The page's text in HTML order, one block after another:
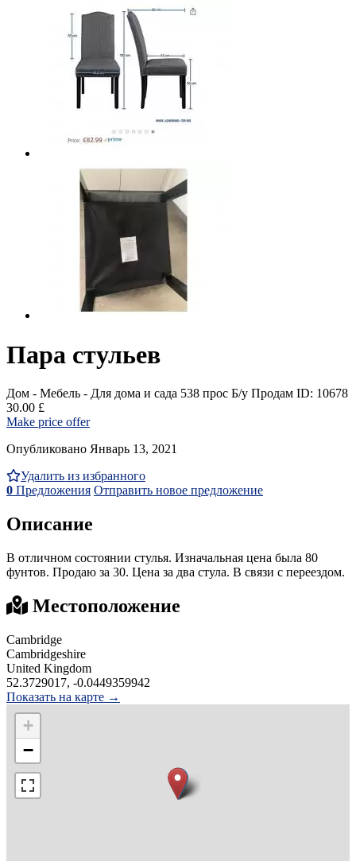
Пара стульев
Дом - Мебель - Для дома и сада 538 прос Б/у Продам ID: 10678
30.00 £
Make price offer
Опубликовано Январь 13, 2021
Удалить из избранного
0 Предложения Отправить новое предложение
Описание
В отличном состоянии стулья. Изначальная цена была 80
фунтов. Продаю за 30. Цена за два стула. В связи с переездом.
Местоположение
Cambridge
Cambridgeshire
United Kingdom
52.3729017, -0.0449359942
Показать на карте →
+
−